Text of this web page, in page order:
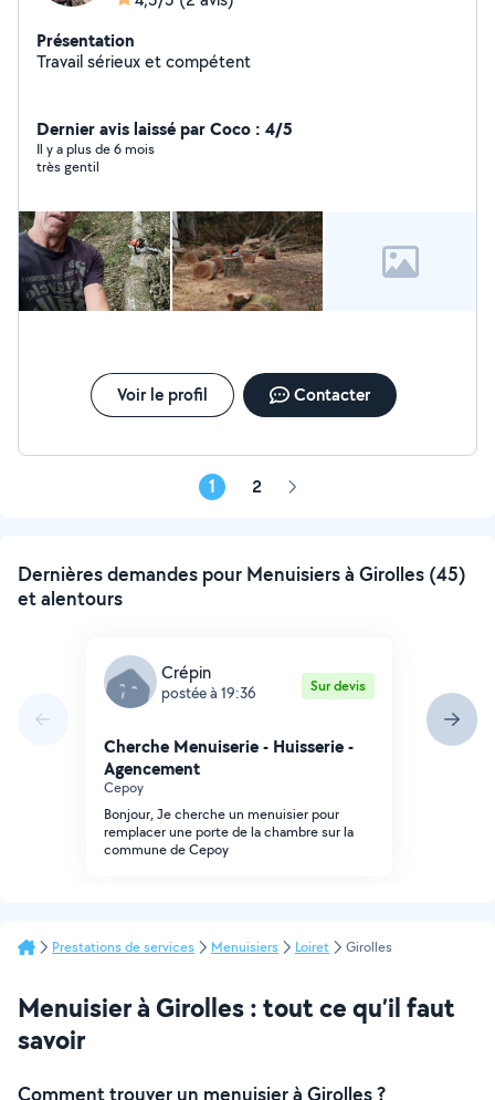
Présentation
Travail sérieux et compétent
Dernier avis laissé par Coco : 4/5
Il y a plus de 6 mois
très gentil
Voir le profil Contacter
1 2 Page
Dernières demandes pour Menuisiers à Girolles (45)
et alentours
Crépin
postée à 19:36 Sur devis
Cherche Menuiserie - Huisserie -
Agencement
Cepoy
Bonjour, Je cherche un menuisier pour
remplacer une porte de la chambre sur la
commune de Cepoy
Prestations de services Menuisiers Loiret Girolles
Menuisier à Girolles : tout ce qu’il faut
savoir
Comment trouver un menuisier à Girolles ?